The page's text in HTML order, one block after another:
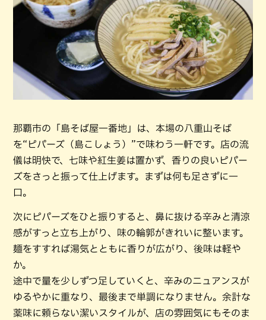
那覇市の「島そば屋一番地」は、本場の八重山そば
を“ピパーズ（島こしょう）”で味わう一軒です。店の流
儀は明快で、七味や紅生姜は置かず、香りの良いピパー
ズをさっと振って仕上げます。まずは何も足さずに一
口。
次にピパーズをひと振りすると、鼻に抜ける辛みと清涼
感がすっと立ち上がり、味の輪郭がきれいに整います。
麺をすすれば湯気とともに香りが広がり、後味は軽や
か。
途中で量を少しずつ足していくと、辛みのニュアンスが
ゆるやかに重なり、最後まで単調になりません。余計な
薬味に頼らない潔いスタイルが、店の雰囲気にもそのま